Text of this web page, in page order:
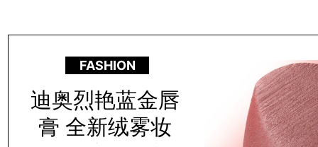
FASHION
迪奥烈艳蓝金唇
膏 全新绒雾妆